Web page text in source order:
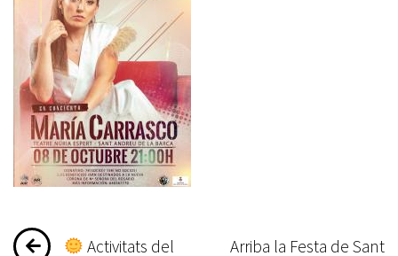
Navegació
Activitats del
Arriba la Festa de Sant